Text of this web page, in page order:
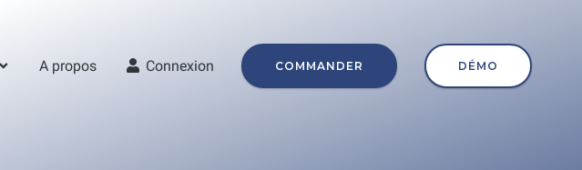
A propos Connexion COMMANDER DÉMO